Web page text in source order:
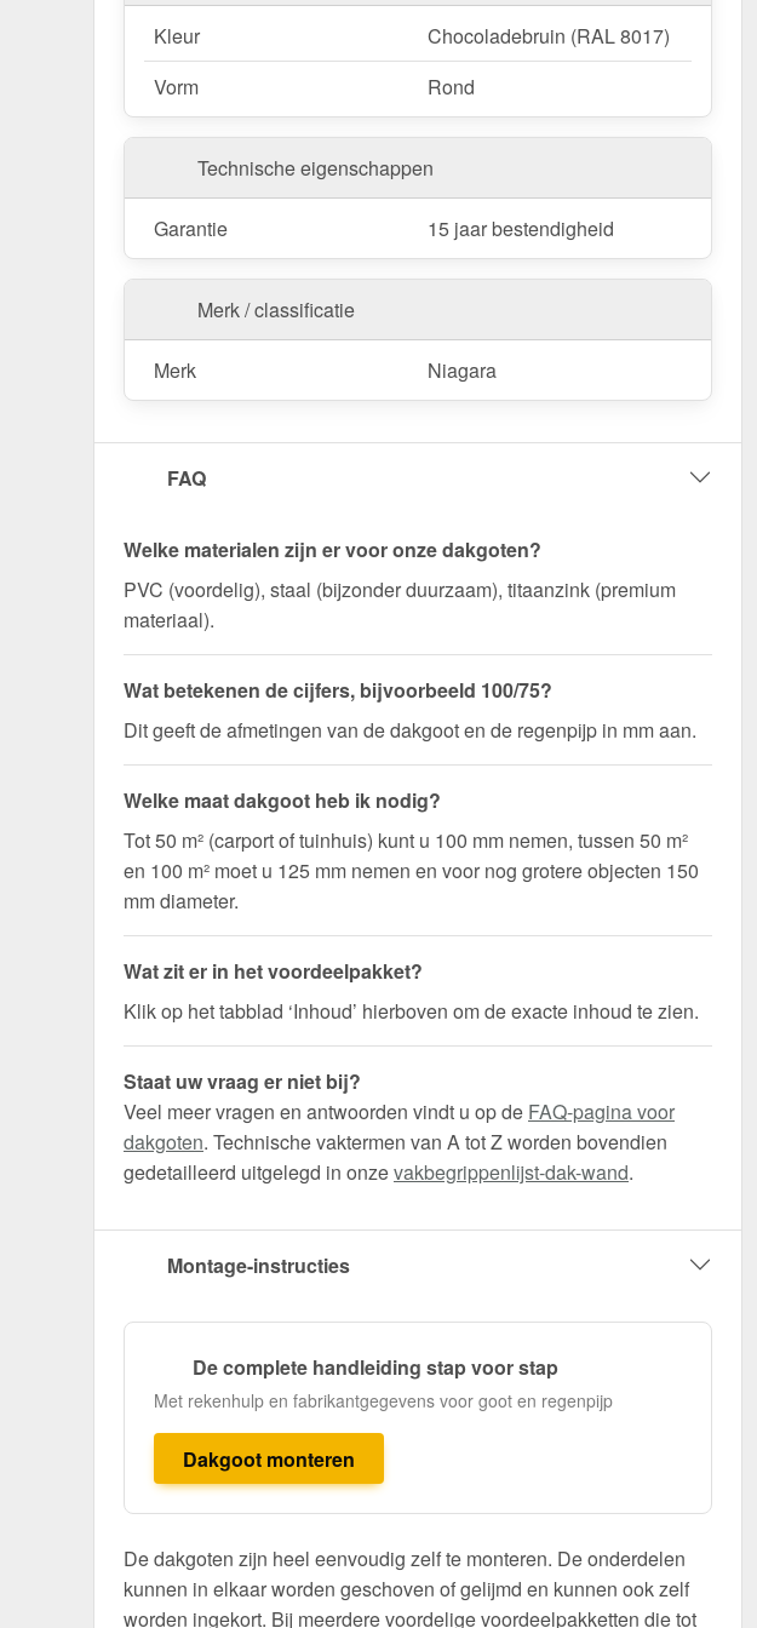
Kleur
Chocoladebruin (RAL 8017)
Vorm
Rond
Technische eigenschappen
Garantie 15 jaar bestendigheid
Merk / classificatie
Merk Niagara
FAQ
Welke materialen zijn er voor onze dakgoten?
PVC (voordelig), staal (bijzonder duurzaam), titaanzink (premium
materiaal).
Wat betekenen de cijfers, bijvoorbeeld 100/75?
Dit geeft de afmetingen van de dakgoot en de regenpijp in mm aan.
Welke maat dakgoot heb ik nodig?
Tot 50 m² (carport of tuinhuis) kunt u 100 mm nemen, tussen 50 m²
en 100 m² moet u 125 mm nemen en voor nog grotere objecten 150
mm diameter.
Wat zit er in het voordeelpakket?
Klik op het tabblad ‘Inhoud’ hierboven om de exacte inhoud te zien.
Staat uw vraag er niet bij?
Veel meer vragen en antwoorden vindt u op de FAQ-pagina voor
dakgoten. Technische vaktermen van A tot Z worden bovendien
gedetailleerd uitgelegd in onzevakbegrippenlijst-dak-wand.
Montage-instructies
De complete handleiding stap voor stap
Met rekenhulp en fabrikantgegevens voor goot en regenpijp
Dakgoot monteren
De dakgoten zijn heel eenvoudig zelf te monteren. De onderdelen
kunnen in elkaar worden geschoven of gelijmd en kunnen ook zelf
worden ingekort. Bij meerdere voordelige voordeelpakketten die tot